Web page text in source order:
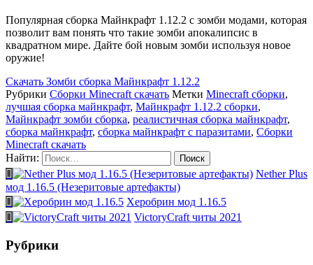
Популярная сборка Майнкрафт 1.12.2 с зомби модами, которая
позволит вам понять что такие зомби апокалипсис в
квадратном мире. Дайте бой новым зомби используя новое
оружие!
Скачать Зомби сборка Майнкрафт 1.12.2
Рубрики Сборки Minecraft скачать Метки Minecraft сборки,
лучшая сборка майнкрафт, Майнкрафт 1.12.2 сборки,
Майнкрафт зомби сборка, реалистичная сборка майнкрафт,
сборка майнкрафт, сборка майнкрафт с паразитами, Сборки
Minecraft скачать
Найти:
Nether Plus
мод 1.16.5 (Незеритовые артефакты)
Херобрин мод 1.16.5
VictoryCraft читы 2021
Рубрики